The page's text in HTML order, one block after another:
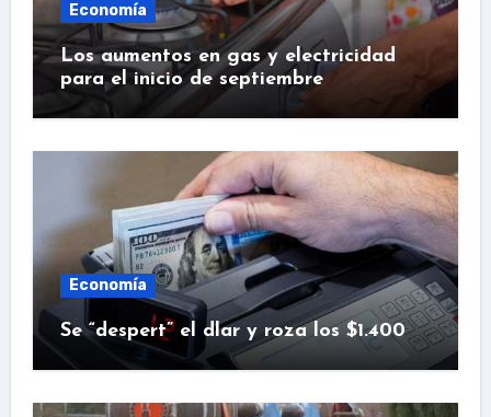
Economía
Los aumentos en gas y electricidad
para el inicio de septiembre
Economía
Se “despert” el dlar y roza los $1.400